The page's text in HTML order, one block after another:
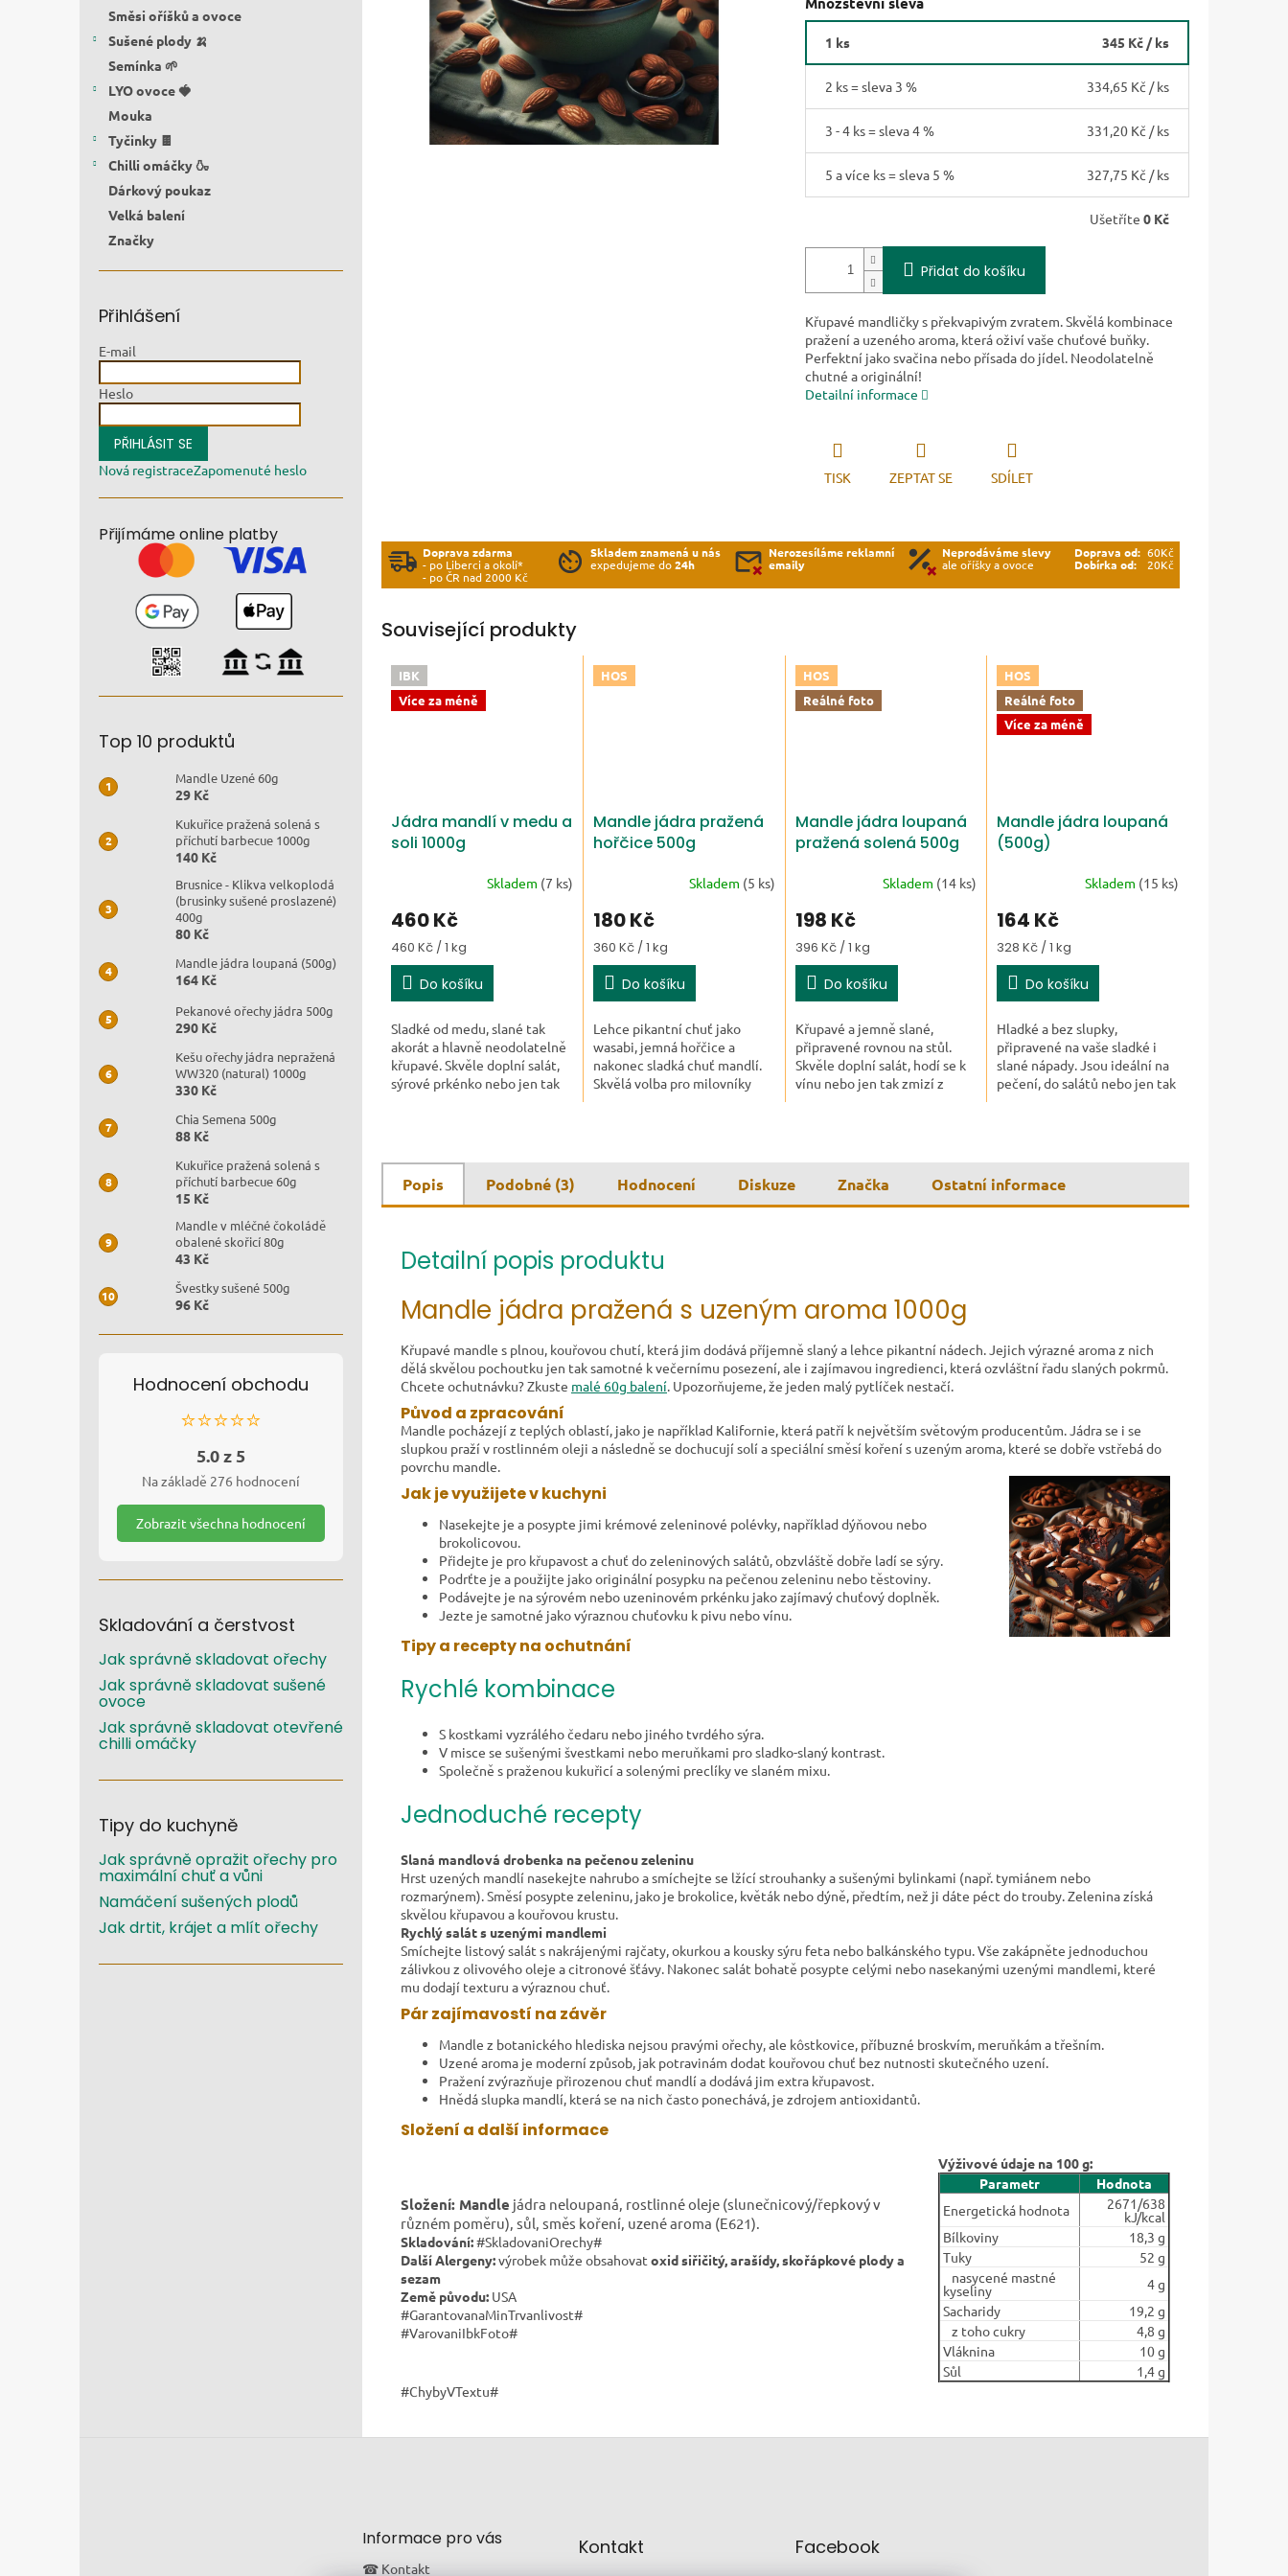
Směsi oříšků a ovoce
Sušené plody 🍌
Semínka 🌱
LYO ovoce 🍓
Mouka
Tyčinky 🍫
Chilli omáčky 🍶
Dárkový poukaz
Velká balení
Značky
Přihlášení
E-mail
Heslo
PŘIHLÁSIT SE
Nová registraceZapomenuté heslo
Přijímáme online platby
Top 10 produktů
Mandle Uzené 60g
29 Kč
Kukuřice pražená solená s
příchutí barbecue 1000g
140 Kč
Brusnice - Klikva velkoplodá
(brusinky sušené proslazené)
400g
80 Kč
Mandle jádra loupaná (500g)
164 Kč
Pekanové ořechy jádra 500g
290 Kč
Kešu ořechy jádra nepražená
WW320 (natural) 1000g
330 Kč
Chia Semena 500g
88 Kč
Kukuřice pražená solená s
příchutí barbecue 60g
15 Kč
Mandle v mléčné čokoládě
obalené skořicí 80g
43 Kč
Švestky sušené 500g
96 Kč
Hodnocení obchodu
⭐⭐⭐⭐⭐
5.0 z 5
Na základě 276 hodnocení
Zobrazit všechna hodnocení
Skladování a čerstvost
Jak správně skladovat ořechy
Jak správně skladovat sušené
ovoce
Jak správně skladovat otevřené
chilli omáčky
Tipy do kuchyně
Jak správně opražit ořechy pro
maximální chuť a vůni
Namáčení sušených plodů
Jak drtit, krájet a mlít ořechy
1 ks 345 Kč / ks
2 ks = sleva 3 % 334,65 Kč / ks
3 - 4 ks = sleva 4 % 331,20 Kč / ks
5 a více ks = sleva 5 % 327,75 Kč / ks
Ušetříte 0 Kč
Přidat do košíku
Křupavé mandličky s překvapivým zvratem. Skvělá kombinace
pražení a uzeného aroma, která oživí vaše chuťové buňky.
Perfektní jako svačina nebo přísada do jídel. Neodolatelně
chutné a originální!
Detailní informace
TISK ZEPTAT SE SDÍLET
Doprava zdarma
- po Liberci a okolí*
- po ČR nad 2000 Kč
Skladem znamená u nás
expedujeme do24h
Nerozesíláme reklamní
emaily
Neprodáváme slevy
ale oříšky a ovoce
Doprava od: 60Kč
Dobírka od:
20Kč
Související produkty
IBK
Více za méně
Jádra mandlí v medu a
soli 1000g
Skladem (7 ks)
460 Kč
Měrná cena:
460 Kč / 1 kg
Do košíku
Sladké od medu, slané tak
akorát a hlavně neodolatelně
křupavé. Skvěle doplní salát,
sýrové prkénko nebo jen tak
HOS
Mandle jádra pražená
hořčice 500g
Skladem (5 ks)
180 Kč
Měrná cena:
360 Kč / 1 kg
Do košíku
Lehce pikantní chuť jako
wasabi, jemná hořčice a
nakonec sladká chuť mandlí.
Skvělá volba pro milovníky
HOS
Reálné foto
Mandle jádra loupaná
pražená solená 500g
Skladem (14 ks)
198 Kč
Měrná cena:
396 Kč / 1 kg
Do košíku
Křupavé a jemně slané,
připravené rovnou na stůl.
Skvěle doplní salát, hodí se k
vínu nebo jen tak zmizí z
HOS
Reálné foto
Více za méně
Mandle jádra loupaná
(500g)
Skladem (15 ks)
164 Kč
Měrná cena:
328 Kč / 1 kg
Do košíku
Hladké a bez slupky,
připravené na vaše sladké i
slané nápady. Jsou ideální na
pečení, do salátů nebo jen tak
Popis Podobné (3) Hodnocení Diskuze Značka Ostatní informace
Detailní popis produktu
Mandle jádra pražená s uzeným aroma 1000g
Křupavé mandle s plnou, kouřovou chutí, která jim dodává příjemně slaný a lehce pikantní nádech. Jejich výrazné aroma z nich
dělá skvělou pochoutku jen tak samotné k večernímu posezení, ale i zajímavou ingredienci, která ozvláštní řadu slaných pokrmů.
Chcete ochutnávku? Zkuste malé 60g balení . Upozorňujeme, že jeden malý pytlíček nestačí.
Původ a zpracování
Mandle pocházejí z teplých oblastí, jako je například Kalifornie, která patří k největším světovým producentům. Jádra se i se
slupkou praží v rostlinném oleji a následně se dochucují solí a speciální směsí koření s uzeným aroma, které se dobře vstřebá do
povrchu mandle.
Jak je využijete v kuchyni
Nasekejte je a posypte jimi krémové zeleninové polévky, například dýňovou nebo
brokolicovou.
Přidejte je pro křupavost a chuť do zeleninových salátů, obzvláště dobře ladí se sýry.
Podrťte je a použijte jako originální posypku na pečenou zeleninu nebo těstoviny.
Podávejte je na sýrovém nebo uzeninovém prkénku jako zajímavý chuťový doplněk.
Jezte je samotné jako výraznou chuťovku k pivu nebo vínu.
Tipy a recepty na ochutnání
Rychlé kombinace
S kostkami vyzrálého čedaru nebo jiného tvrdého sýra.
V misce se sušenými švestkami nebo meruňkami pro sladko-slaný kontrast.
Společně s praženou kukuřicí a solenými preclíky ve slaném mixu.
Jednoduché recepty
Slaná mandlová drobenka na pečenou zeleninu
Hrst uzených mandlí nasekejte nahrubo a smíchejte se lžící strouhanky a sušenými bylinkami (např. tymiánem nebo
rozmarýnem). Směsí posypte zeleninu, jako je brokolice, květák nebo dýně, předtím, než ji dáte péct do trouby. Zelenina získá
skvělou křupavou a kouřovou krustu.
Rychlý salát s uzenými mandlemi
Smíchejte listový salát s nakrájenými rajčaty, okurkou a kousky sýru feta nebo balkánského typu. Vše zakápněte jednoduchou
zálivkou z olivového oleje a citronové šťávy. Nakonec salát bohatě posypte celými nebo nasekanými uzenými mandlemi, které
mu dodají texturu a výraznou chuť.
Pár zajímavostí na závěr
Mandle z botanického hlediska nejsou pravými ořechy, ale kôstkovice, příbuzné broskvím, meruňkám a třešním.
Uzené aroma je moderní způsob, jak potravinám dodat kouřovou chuť bez nutnosti skutečného uzení.
Pražení zvýrazňuje přirozenou chuť mandlí a dodává jim extra křupavost.
Hnědá slupka mandlí, která se na nich často ponechává, je zdrojem antioxidantů.
Složení a další informace
Složení: Mandle jádra neloupaná, rostlinné oleje (slunečnicový/řepkový v
různém poměru), sůl, směs koření, uzené aroma (E621).
Skladování:#SkladovaniOrechy#
Další Alergeny:výrobek může obsahovat oxid siřičitý, arašídy, skořápkové plody a
sezam
Země původu: USA
#GarantovanaMinTrvanlivost#
#VarovaniIbkFoto#
Výživové údaje na 100 g:
Parametr
Hodnota
Energetická hodnota
2671/638
kJ/kcal
Bílkoviny
18,3 g
Tuky
52 g
nasycené mastné
kyseliny
4 g
Sacharidy
19,2 g
z toho cukry
4,8 g
Vláknina
10 g
Sůl
1,4 g
#ChybyVTextu#
Informace pro vás
☎ Kontakt
Kontakt Facebook